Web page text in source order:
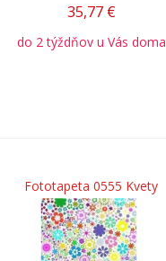
35,77 €
do 2 týždňov u Vás doma
Fototapeta 0555 Kvety